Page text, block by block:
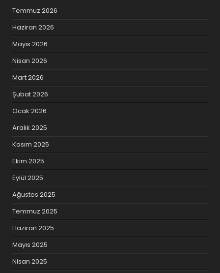
Temmuz 2026
Haziran 2026
Mayıs 2026
Nisan 2026
Mart 2026
Şubat 2026
Ocak 2026
Aralık 2025
Kasım 2025
Ekim 2025
Eylül 2025
Ağustos 2025
Temmuz 2025
Haziran 2025
Mayıs 2025
Nisan 2025